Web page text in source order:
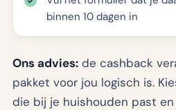
binnen 10 dagen in
Ons advies: de cashback
pakket voor jou logisch is.
die bij je huishouden past